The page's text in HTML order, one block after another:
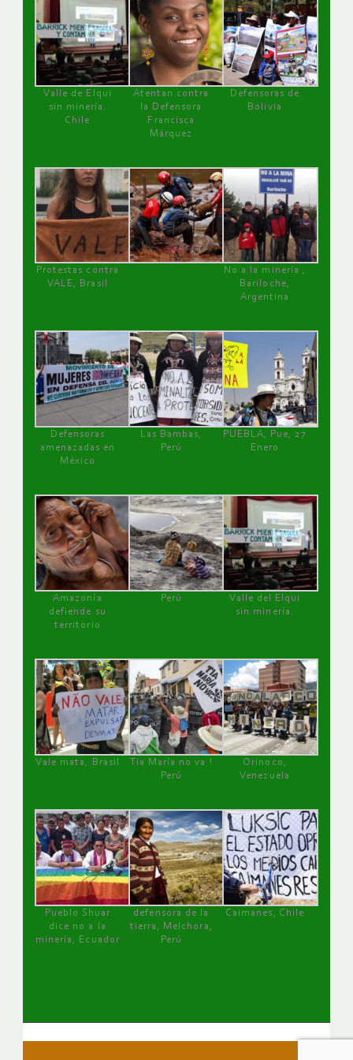
Valle de Elqui
sin minería.
Chile
Atentan contra
la Defensora
Francisca
Márquez
Defensoras de
Bolivia
Protestas contra
VALE, Brasil
No a la minería ,
Bariloche,
Argentina
Defensoras
amenazadas en
México
Las Bambas,
Perú
PUEBLA, Pue, 27
Enero
Amazonía
defiende su
territorio
Perú
Valle del Elqui
sin minería.
Vale mata, Brasil
Tía María no va !
Perú
Orinoco,
Venezuela
Pueblo Shuar
dice no a la
minería, Ecuador
defensora de la
tierra, Melchora,
Perú
Caimanes, Chile